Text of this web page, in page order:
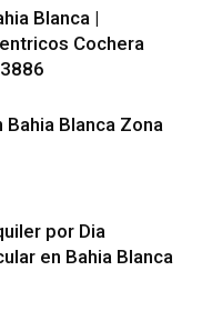
Blanca |
Cochera
Blanca Zona
por Dia
en Bahia Blanca